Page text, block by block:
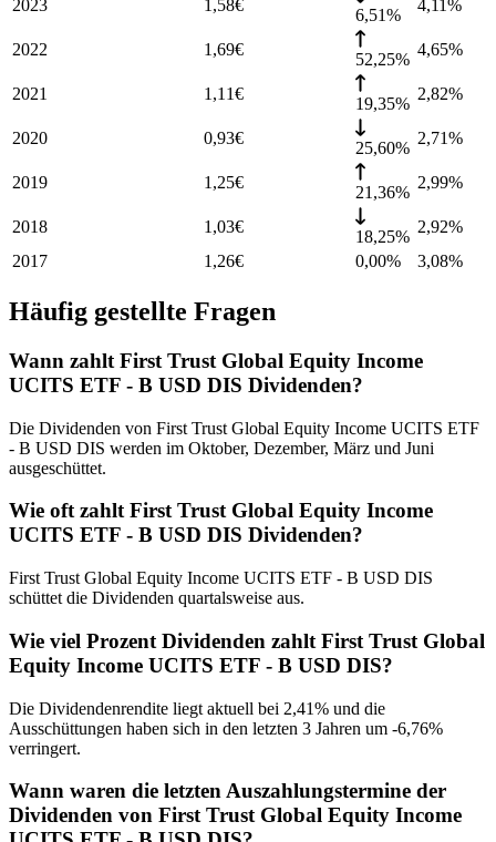
2023
1,58€
6,51%
4,11%
2022 1,69€
52,25%
4,65%
2021 1,11€
19,35%
2,82%
2020 0,93€
25,60%
2,71%
2019 1,25€
21,36%
2,99%
2018 1,03€
18,25%
2,92%
2017
1,26€ 0,00% 3,08%
Häufig gestellte Fragen
Wann zahlt First Trust Global Equity Income
UCITS ETF - B USD DIS Dividenden?
Die Dividenden von First Trust Global Equity Income UCITS ETF
- B USD DIS werden im Oktober, Dezember, März und Juni
ausgeschüttet.
Wie oft zahlt First Trust Global Equity Income
UCITS ETF - B USD DIS Dividenden?
First Trust Global Equity Income UCITS ETF - B USD DIS
schüttet die Dividenden quartalsweise aus.
Wie viel Prozent Dividenden zahlt First Trust Global
Equity Income UCITS ETF - B USD DIS?
Die Dividendenrendite liegt aktuell bei 2,41% und die
Ausschüttungen haben sich in den letzten 3 Jahren um -6,76%
verringert.
Wann waren die letzten Auszahlungstermine der
Dividenden von First Trust Global Equity Income